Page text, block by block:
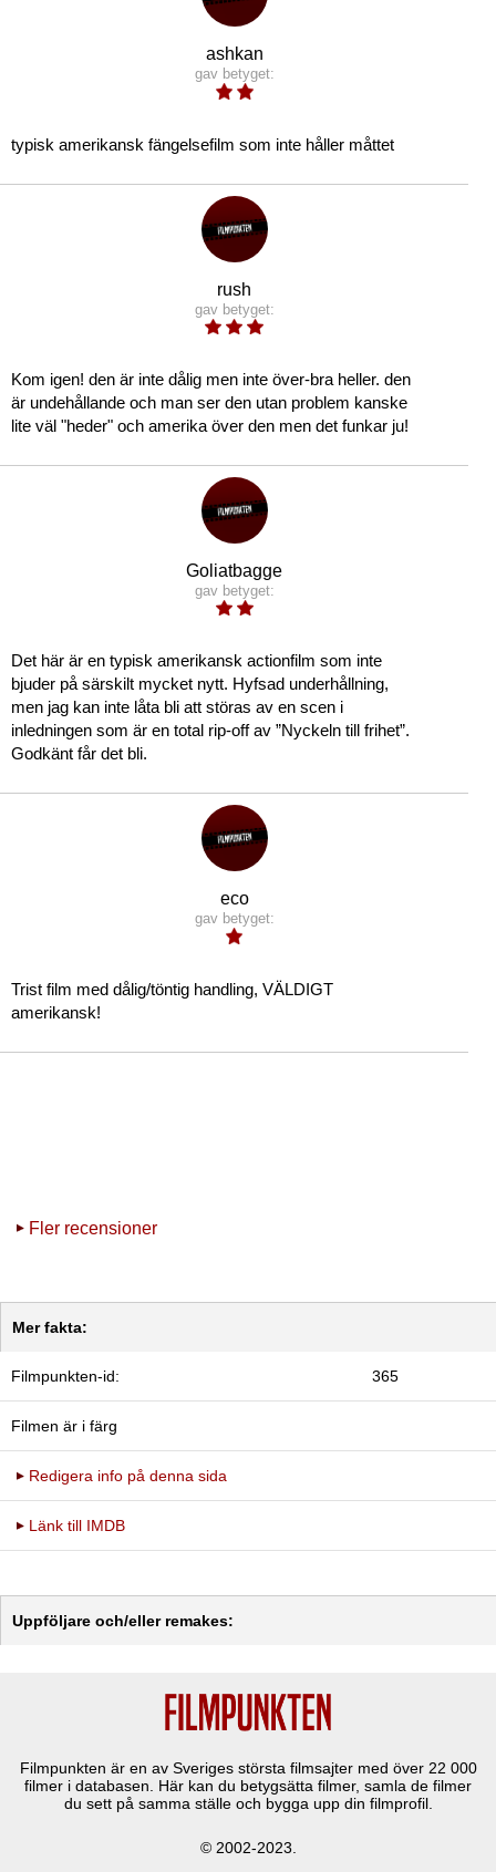
ashkan
gav betyget:
typisk amerikansk fängelsefilm som inte håller måttet
rush
gav betyget:
Kom igen! den är inte dålig men inte över-bra heller. den
är undehållande och man ser den utan problem kanske
lite väl "heder" och amerika över den men det funkar ju!
Goliatbagge
gav betyget:
Det här är en typisk amerikansk actionfilm som inte
bjuder på särskilt mycket nytt. Hyfsad underhållning,
men jag kan inte låta bli att störas av en scen i
inledningen som är en total rip-off av ”Nyckeln till frihet”.
Godkänt får det bli.
eco
gav betyget:
Trist film med dålig/töntig handling, VÄLDIGT
amerikansk!
Fler recensioner
Mer fakta:
Filmpunkten-id: 365
Filmen är i färg
Redigera info på denna sida
Länk till IMDB
Uppföljare och/eller remakes:
Filmpunkten är en av Sveriges största filmsajter med över 22 000
filmer i databasen. Här kan du betygsätta filmer, samla de filmer
du sett på samma ställe och bygga upp din filmprofil.
© 2002-2023.